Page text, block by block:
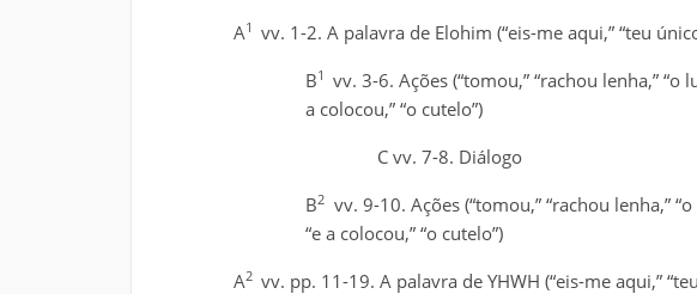
A1 vv. 1-2. A palavra de Elohim (“eis-me aqui,” “teu
B1 vv. 3-6. Ações (“tomou,” “rachou lenha,” “o
a colocou,” “o cutelo”)
C vv. 7-8. Diálogo
B2vv. 9-10. Ações (“tomou,” “rachou lenha,”
“e a colocou,” “o cutelo”)
A2 vv. pp. 11-19. A palavra de YHWH (“eis-me aqui,”